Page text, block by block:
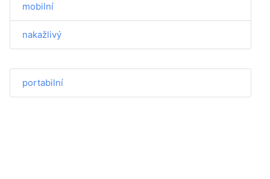
mobilní
nakažlivý
portabilní